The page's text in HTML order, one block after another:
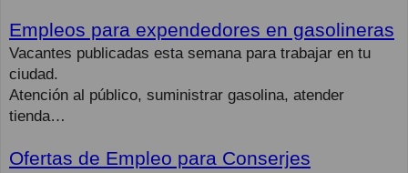
Empleos para expendedores en gasolineras
Vacantes publicadas esta semana para trabajar en tu
ciudad.
Atención al público, suministrar gasolina, atender
tienda…
Ofertas de Empleo para Conserjes